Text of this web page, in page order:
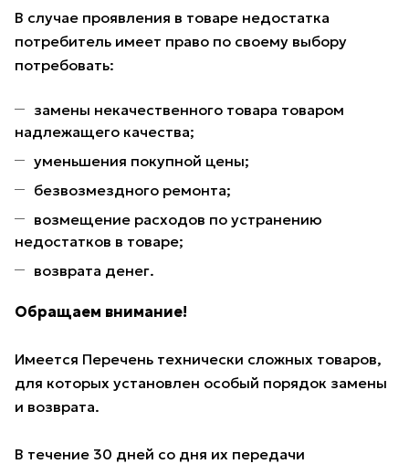
В случае проявления в товаре недостатка
потребитель имеет право по своему выбору
потребовать:
замены некачественного товара товаром
надлежащего качества;
уменьшения покупной цены;
безвозмездного ремонта;
возмещение расходов по устранению
недостатков в товаре;
возврата денег.
Обращаем внимание!
Имеется Перечень технически сложных товаров,
для которых установлен особый порядок замены
и возврата.
В течение 30 дней со дня их передачи